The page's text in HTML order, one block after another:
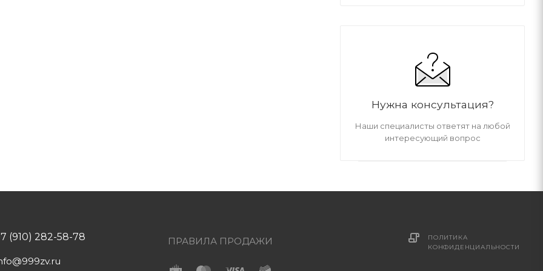
Нужна консультация?
Наши специалисты ответят на любой
интересующий вопрос
(910) 282-58-78 ПРАВИЛА ПРОДАЖИ
ПОЛИТИКА
КОНФИДЕНЦИАЛЬНОСТИ